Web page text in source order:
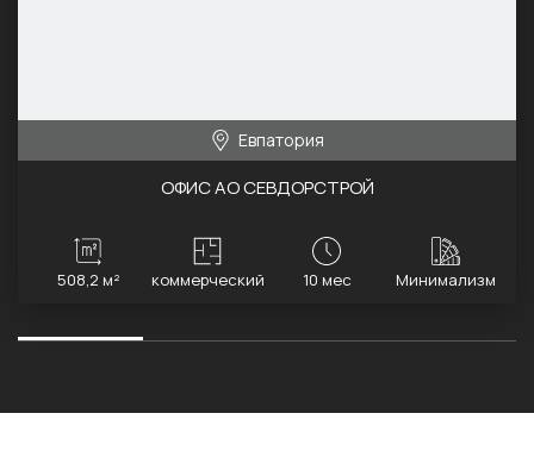
ОФИС АО СЕВДОРСТРОЙ
Евпатория
508,2 м² коммерческий 10 мес Минимализм